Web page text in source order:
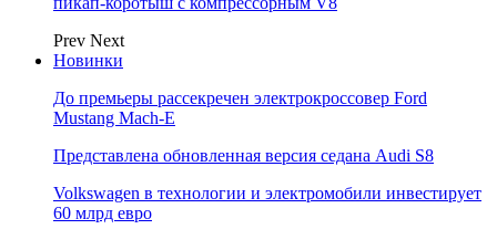
Prev Next
Новинки
До премьеры рассекречен электрокроссовер Ford
Mustang Mach-E
Представлена обновленная версия седана Audi S8
Volkswagen в технологии и электромобили инвестирует
60 млрд евро